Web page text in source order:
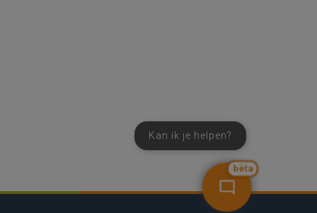
bèta
Kan ik je helpen?